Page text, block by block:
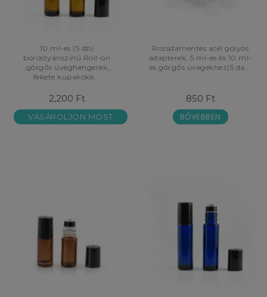
10 ml-es (5 db)
borostyánszínű Roll-on
,görgős üveghengerek,
fekete kupakokk...
2,200 Ft
VÁSÁROLJON MOST
Rozsdamentes acél golyós
adapterek, 5 ml-es és 10 ml-
es görgős üvegekhez(5 da...
850 Ft
BŐVEBBEN